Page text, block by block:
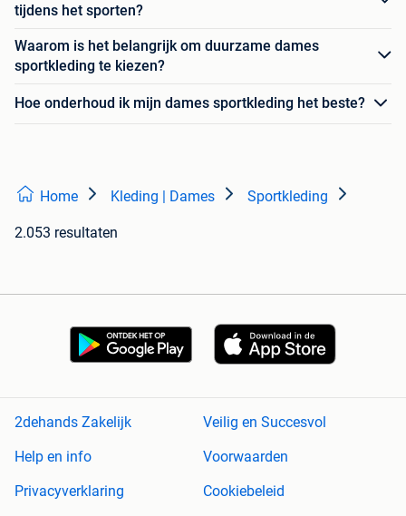
tijdens het sporten?
Waarom is het belangrijk om duurzame dames
sportkleding te kiezen?
Hoe onderhoud ik mijn dames sportkleding het beste?
Home Kleding | Dames Sportkleding
2.053 resultaten
2dehands Zakelijk
Veilig en Succesvol
Help en info
Voorwaarden
Privacyverklaring
Cookiebeleid